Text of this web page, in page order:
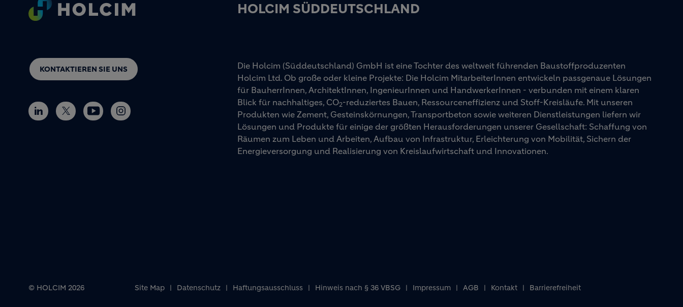
HOLCIM SÜDDEUTSCHLAND
KONTAKTIEREN SIE UNS
Die Holcim (Süddeutschland) GmbH ist eine Tochter des weltweit führenden Baustoffproduzenten
Holcim Ltd. Ob große oder kleine Projekte: Die Holcim MitarbeiterInnen entwickeln passgenaue Lösungen
für BauherrInnen, ArchitektInnen, IngenieurInnen und HandwerkerInnen - verbunden mit einem klaren
Blick für nachhaltiges, CO2-reduziertes Bauen, Ressourceneffizienz und Stoff-Kreisläufe. Mit unseren
Produkten wie Zement, Gesteinskörnungen, Transportbeton sowie weiteren Dienstleistungen liefern wir
Lösungen und Produkte für einige der größten Herausforderungen unserer Gesellschaft: Schaffung von
Räumen zum Leben und Arbeiten, Aufbau von Infrastruktur, Erleichterung von Mobilität, Sichern der
Energieversorgung und Realisierung von Kreislaufwirtschaft und Innovationen.
Footer bottom
© HOLCIM 2026 Site Map Datenschutz Haftungsausschluss Hinweis nach § 36 VBSG Impressum AGB Kontakt Barrierefreiheit